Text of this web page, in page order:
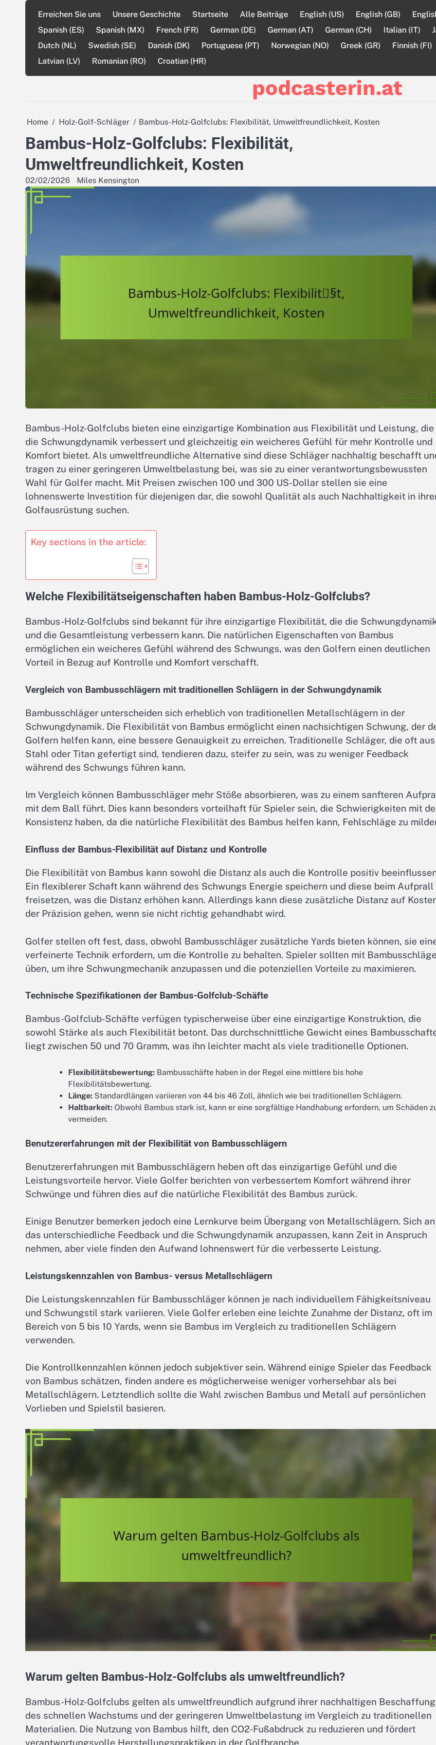
Erreichen Sie uns Unsere Geschichte Startseite Alle Beiträge English (US) English (GB)
Spanish (ES)
Spanish (MX) French (FR) German (DE) German (AT) German (CH) Italian (IT)
Dutch (NL)
Swedish (SE) Danish (DK) Portuguese (PT) Norwegian (NO) Greek (GR)
Finnish (FI)
Latvian (LV)
Romanian (RO) Croatian (HR)
podcasterin.at
Home Holz-Golf-Schläger Bambus-Holz-Golfclubs: Flexibilität, Umweltfreundlichkeit, Kosten
Bambus-Holz-Golfclubs: Flexibilität,
Umweltfreundlichkeit, Kosten
02/02/2026 Miles Kensington
Bambus-Holz-Golfclubs bieten eine einzigartige Kombination aus Flexibilität und Leistung, die
die Schwungdynamik verbessert und gleichzeitig ein weicheres Gefühl für mehr Kontrolle und
Komfort bietet. Als umweltfreundliche Alternative sind diese Schläger nachhaltig beschafft
tragen zu einer geringeren Umweltbelastung bei, was sie zu einer verantwortungsbewussten
Wahl für Golfer macht. Mit Preisen zwischen 100 und 300 US-Dollar stellen sie eine
lohnenswerte Investition für diejenigen dar, die sowohl Qualität als auch Nachhaltigkeit in
Golfausrüstung suchen.
Key sections in the article:
Welche Flexibilitätseigenschaften haben Bambus-Holz-Golfclubs?
Bambus-Holz-Golfclubs sind bekannt für ihre einzigartige Flexibilität, die die
und die Gesamtleistung verbessern kann. Die natürlichen Eigenschaften von Bambus
ermöglichen ein weicheres Gefühl während des Schwungs, was den Golfern einen deutlichen
Vorteil in Bezug auf Kontrolle und Komfort verschafft.
Vergleich von Bambusschlägern mit traditionellen Schlägern in der Schwungdynamik
Bambusschläger unterscheiden sich erheblich von traditionellen Metallschlägern in der
Schwungdynamik. Die Flexibilität von Bambus ermöglicht einen nachsichtigen Schwung, der
Golfern helfen kann, eine bessere Genauigkeit zu erreichen. Traditionelle Schläger, die oft aus
Stahl oder Titan gefertigt sind, tendieren dazu, steifer zu sein, was zu weniger Feedback
während des Schwungs führen kann.
Im Vergleich können Bambusschläger mehr Stöße absorbieren, was zu einem sanfteren
mit dem Ball führt. Dies kann besonders vorteilhaft für Spieler sein, die Schwierigkeiten mit
Konsistenz haben, da die natürliche Flexibilität des Bambus helfen kann, Fehlschläge zu
Einfluss der Bambus-Flexibilität auf Distanz und Kontrolle
Die Flexibilität von Bambus kann sowohl die Distanz als auch die Kontrolle positiv
Ein flexiblerer Schaft kann während des Schwungs Energie speichern und diese beim Aufprall
freisetzen, was die Distanz erhöhen kann. Allerdings kann diese zusätzliche Distanz auf
der Präzision gehen, wenn sie nicht richtig gehandhabt wird.
Golfer stellen oft fest, dass, obwohl Bambusschläger zusätzliche Yards bieten können, sie
verfeinerte Technik erfordern, um die Kontrolle zu behalten. Spieler sollten mit
üben, um ihre Schwungmechanik anzupassen und die potenziellen Vorteile zu maximieren.
Technische Spezifikationen der Bambus-Golfclub-Schäfte
Bambus-Golfclub-Schäfte verfügen typischerweise über eine einzigartige Konstruktion, die
sowohl Stärke als auch Flexibilität betont. Das durchschnittliche Gewicht eines
liegt zwischen 50 und 70 Gramm, was ihn leichter macht als viele traditionelle Optionen.
Flexibilitätsbewertung: Bambusschäfte haben in der Regel eine mittlere bis hohe
Flexibilitätsbewertung.
Länge: Standardlängen variieren von 44 bis 46 Zoll, ähnlich wie bei traditionellen Schlägern.
Haltbarkeit: Obwohl Bambus stark ist, kann er eine sorgfältige Handhabung erfordern, um Schäden
vermeiden.
Benutzererfahrungen mit der Flexibilität von Bambusschlägern
Benutzererfahrungen mit Bambusschlägern heben oft das einzigartige Gefühl und die
Leistungsvorteile hervor. Viele Golfer berichten von verbessertem Komfort während ihrer
Schwünge und führen dies auf die natürliche Flexibilität des Bambus zurück.
Einige Benutzer bemerken jedoch eine Lernkurve beim Übergang von Metallschlägern. Sich an
das unterschiedliche Feedback und die Schwungdynamik anzupassen, kann Zeit in Anspruch
nehmen, aber viele finden den Aufwand lohnenswert für die verbesserte Leistung.
Leistungskennzahlen von Bambus- versus Metallschlägern
Die Leistungskennzahlen für Bambusschläger können je nach individuellem Fähigkeitsniveau
und Schwungstil stark variieren. Viele Golfer erleben eine leichte Zunahme der Distanz, oft im
Bereich von 5 bis 10 Yards, wenn sie Bambus im Vergleich zu traditionellen Schlägern
verwenden.
Die Kontrollkennzahlen können jedoch subjektiver sein. Während einige Spieler das Feedback
von Bambus schätzen, finden andere es möglicherweise weniger vorhersehbar als bei
Metallschlägern. Letztendlich sollte die Wahl zwischen Bambus und Metall auf persönlichen
Vorlieben und Spielstil basieren.
Warum gelten Bambus-Holz-Golfclubs als umweltfreundlich?
Bambus-Holz-Golfclubs gelten als umweltfreundlich aufgrund ihrer nachhaltigen
des schnellen Wachstums und der geringeren Umweltbelastung im Vergleich zu traditionellen
Materialien. Die Nutzung von Bambus hilft, den CO2-Fußabdruck zu reduzieren und fördert
verantwortungsvolle Herstellungspraktiken in der Golfbranche.